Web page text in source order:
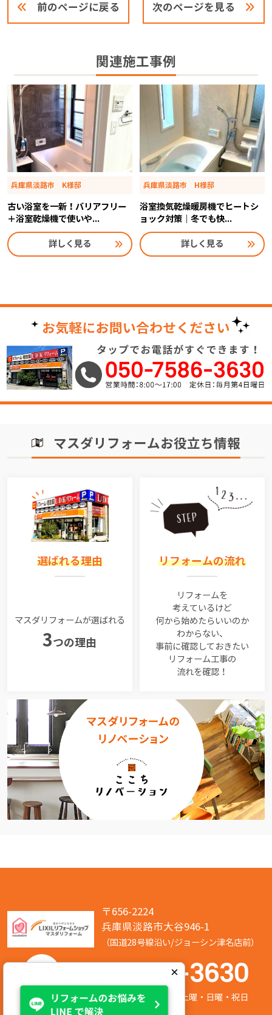
前のページに戻る 次のページを見る
関連施工事例
兵庫県淡路市 K様邸
古い浴室を一新！バリアフリー
＋浴室乾燥機で使いや...
詳しく見る
兵庫県淡路市 H様邸
浴室換気乾燥暖房機でヒートシ
ョック対策｜冬でも快...
詳しく見る
マスダリフォームお役立ち情報
選ばれる理由
マスダリフォームが選ばれる
3つの理由
リフォームの流れ
リフォームを
考えているけど
何から始めたらいいのか
わからない、
事前に確認しておきたい
リフォーム工事の
流れを確認！
〒656-2224
兵庫県淡路市大谷946-1
（国道28号線沿い/ジョーシン津名店前）
050-7586-3630
営業時間:8:00～17:00 定休日:第2/第4土曜・日曜・祝日
×